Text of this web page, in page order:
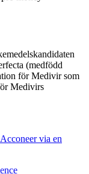
(medfödd
för Medivir som
Medivirs
via en